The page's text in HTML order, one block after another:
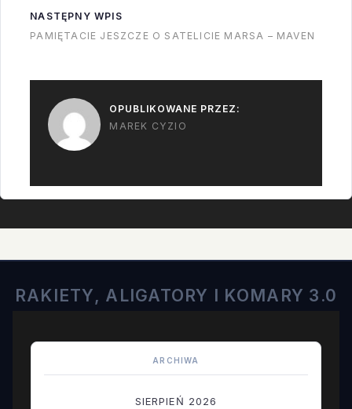
cel tego wynalazku?
Nie wiem. Barka nadal
NASTĘPNY WPIS
PAMIĘTACIE JESZCZE O SATELICIE MARSA – MAVEN
OPUBLIKOWANE PRZEZ:
MAREK CYZIO
RAKIETY, ALIGATORY I KOMARY 3.0
ARCHIWA
SIERPIEŃ 2026